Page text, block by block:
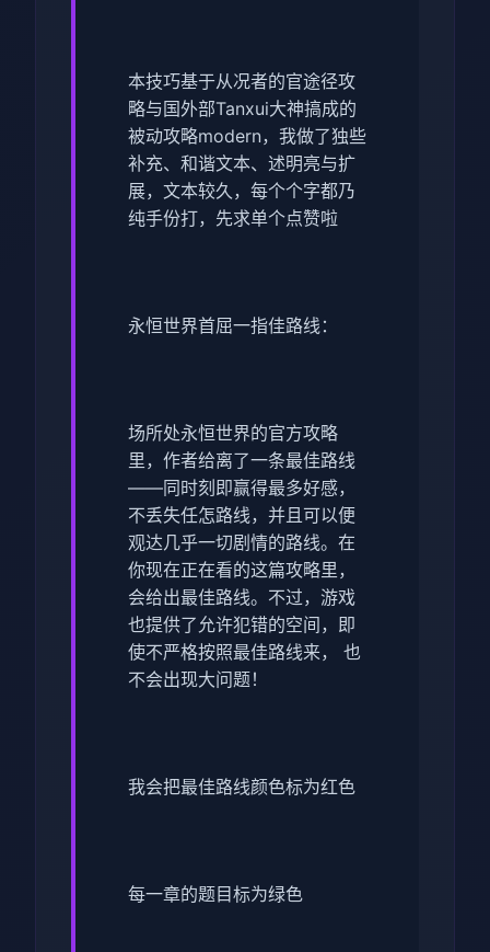
本技巧基于从况者的官途径攻
略与国外部Tanxui大神搞成的
被动攻略modern，我做了独些
补充、和谐文本、述明亮与扩
展，文本较久，每个个字都乃
纯手份打，先求单个点赞啦
永恒世界首屈一指佳路线：
场所处永恒世界的官方攻略
里，作者给离了一条最佳路线
——同时刻即赢得最多好感，
不丢失任怎路线，并且可以便
观达几乎一切剧情的路线。在
你现在正在看的这篇攻略里，
会给出最佳路线。不过，游戏
也提供了允许犯错的空间，即
使不严格按照最佳路线来， 也
不会出现大问题！
我会把最佳路线颜色标为红色
每一章的题目标为绿色